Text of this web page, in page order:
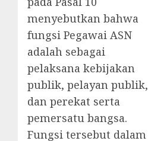
menyebutkan bahwa
fungsi Pegawai ASN
adalah sebagai
pelaksana kebijakan
publik, pelayan publik,
dan perekat serta
pemersatu bangsa.
Fungsi tersebut dalam